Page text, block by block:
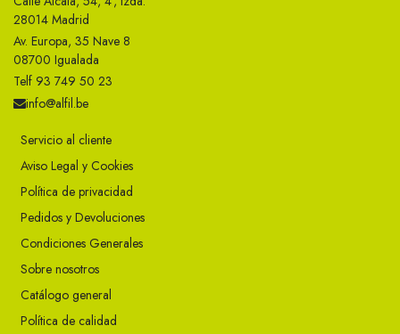
28014 Madrid
Av. Europa, 35 Nave 8
08700 Igualada
Telf 93 749 50 23
info@alfil.be
Servicio al cliente
Aviso Legal y Cookies
Política de privacidad
Pedidos y Devoluciones
Condiciones Generales
Sobre nosotros
Catálogo general
Política de calidad